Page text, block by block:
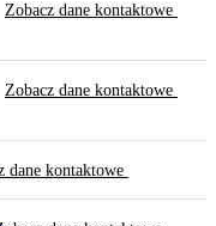
Zobacz dane kontaktowe
Zobacz dane kontaktowe
dane kontaktowe